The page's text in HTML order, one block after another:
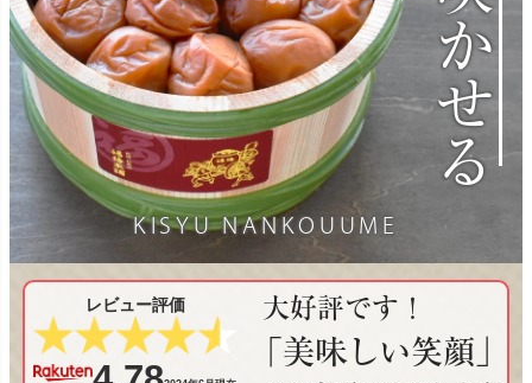
KISYU NANKOUUME
レビュー評価 大好評です！
「美味しい笑顔」